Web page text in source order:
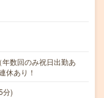
数回のみ祝日出勤あ
休あり！
分)